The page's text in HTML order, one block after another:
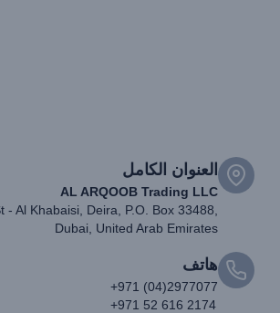
العنوان الكامل
AL ARQOOB Trading LLC
- Al Khabaisi, Deira, P.O. Box 33488,
Dubai, United Arab Emirates
هاتف
+971 (04)2977077
+971 52 616 2174